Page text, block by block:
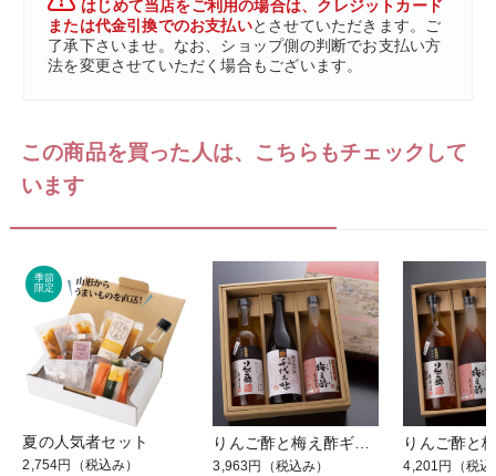
はじめて当店をご利用の場合は、クレジットカード
または代金引換でのお支払いとさせていただきます。ご
了承下さいませ。なお、ショップ側の判断でお支払い方
法を変更させていただく場合もございます。
この商品を買った人は、こちらもチェックして
います
夏の人気者セット
2,754円 （税込み）
りんご酢と梅え酢ギフト【祭】 料理酒
3,963円 （税込み） 4,201円 （税